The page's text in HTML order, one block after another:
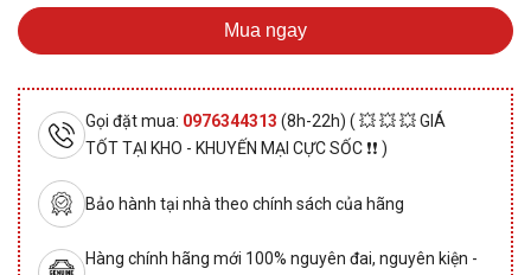
Mua ngay
Gọi đặt mua: 0976344313 (8h-22h) ( 💥 💥 💥 GIÁ
TỐT TẠI KHO - KHUYẾN MẠI CỰC SỐC ❗❗ )
Bảo hành tại nhà theo chính sách của hãng
Hàng chính hãng mới 100% nguyên đai, nguyên kiện -